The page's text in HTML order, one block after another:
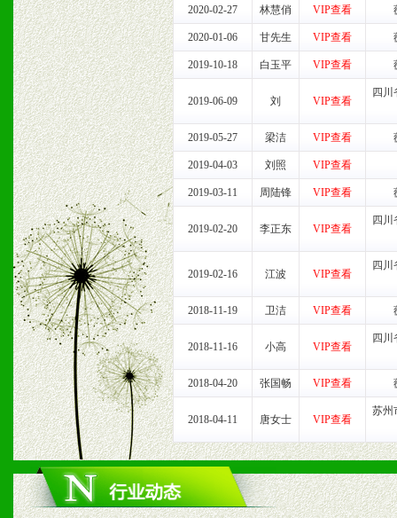
时收编销售效果显着的案
七、招商代理（全国各地）
1、认同我们的经营理念。
2、具备较好商业信誉和资
3、具备区域内良好的终端
4、具备一定业务团队能力
道，医药渠道并为之提供
5、具备较强的市场操作意
八、品牌产品
1、不断提升品牌的知名度
2、不断开创新产品不断满
2020-02-27 林慧俏 VIP查看
2020-01-06 甘先生 VIP查看
2019-10-18 白玉平 VIP查看
2019-06-09 刘 VIP查看
四
2019-05-27 梁洁 VIP查看
2019-04-03 刘照 VIP查看
2019-03-11 周陆锋 VIP查看
2019-02-20 李正东 VIP查看
四
2019-02-16 江波 VIP查看
四
2018-11-19 卫洁 VIP查看
2018-11-16 小高 VIP查看
四
2018-04-20 张国畅 VIP查看
2018-04-11 唐女士 VIP查看
苏州